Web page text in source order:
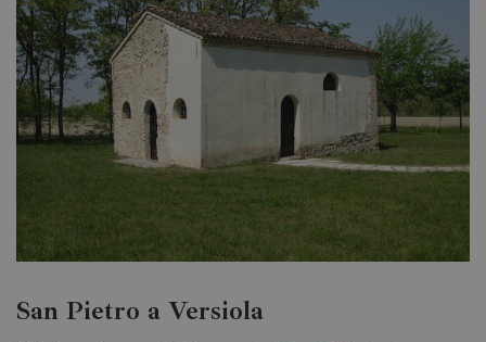
San Pietro a Versiola